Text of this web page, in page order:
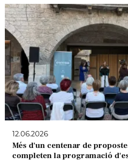
12.06.2026
Més d'un centenar de
completen la programació